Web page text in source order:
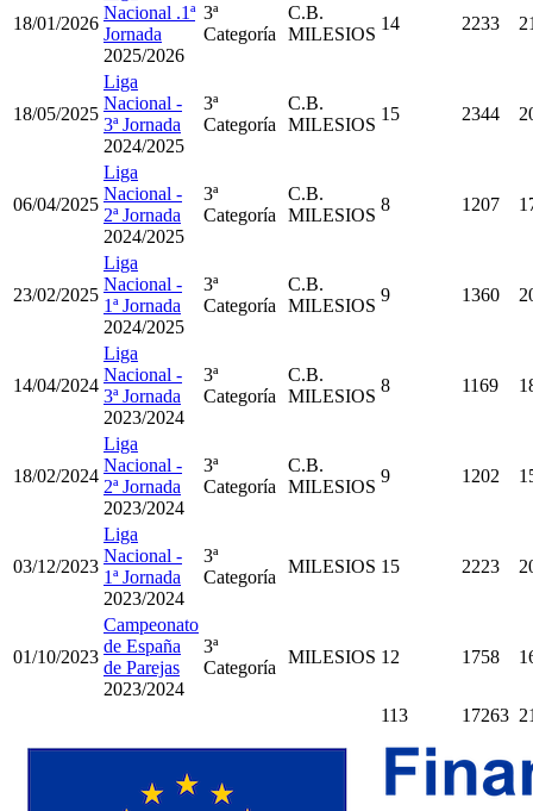
18/01/2026
Nacional .1ª
Jornada
2025/2026
3ª
Categoría
C.B.
MILESIOS
14 2233
18/05/2025
Liga
Nacional -
3ª Jornada
2024/2025
3ª
Categoría
C.B.
MILESIOS
15 2344
06/04/2025
Liga
Nacional -
2ª Jornada
2024/2025
3ª
Categoría
C.B.
MILESIOS
8 1207
23/02/2025
Liga
Nacional -
1ª Jornada
2024/2025
3ª
Categoría
C.B.
MILESIOS
9 1360
14/04/2024
Liga
Nacional -
3ª Jornada
2023/2024
3ª
Categoría
C.B.
MILESIOS
8 1169
18/02/2024
Liga
Nacional -
2ª Jornada
2023/2024
3ª
Categoría
C.B.
MILESIOS
9 1202
03/12/2023
Liga
Nacional -
1ª Jornada
2023/2024
3ª
Categoría
MILESIOS 15 2223
01/10/2023
Campeonato
de España
de Parejas
2023/2024
3ª
Categoría
MILESIOS 12 1758
113 17263